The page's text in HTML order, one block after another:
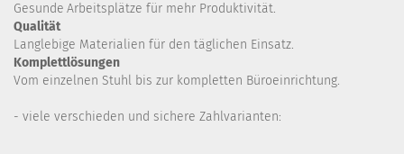
Gesunde Arbeitsplätze für mehr Produktivität.
Qualität
Langlebige Materialien für den täglichen Einsatz.
Komplettlösungen
Vom einzelnen Stuhl bis zur kompletten Büroeinrichtung.
- viele verschieden und sichere Zahlvarianten: